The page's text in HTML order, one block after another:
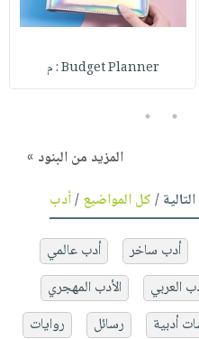
Budget Planner : م
4
5
المزيد من البنود »
/كل المواضيع/أدب
أدب ساخر
أدب عالمي
العربي
الأدب المهجري
أدبية رسائل
روايات